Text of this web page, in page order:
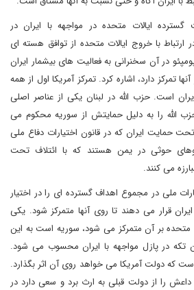
گسترده ایالات متحده در مواجهه با ایران در
ارتباط با خروج ایالات متحده از توافق هسته ای
در آن سخنرانی به فعالیت های بیشمار ایران
تمرکز دارد، اشاره کرد. تمرکز آمریکا اول از همه
است. حزب الله در لبنان یکی از عناصر اصلی
الله را به دلیل حمایتش از سوریه محکوم می
حمایت ایران که در قانون اختیارات دفاع ملی
حوثی در یمن هستند که با ائتلاف تحت
می کنند.
ملی در مجموع اهداف گسترده ای را در اختیار
قرار می دهند تا روی آنها متمرکز شود. یکی
متحده بر آن متمرکز می شود، سوریه است به این
تکه در پازل مواجهه با ایران محسوب می شود.
که دولت آمریکا می خواهد روی آن اثر بگذارد.
را از دولت قبلی به ارث برد و سعی دارد در